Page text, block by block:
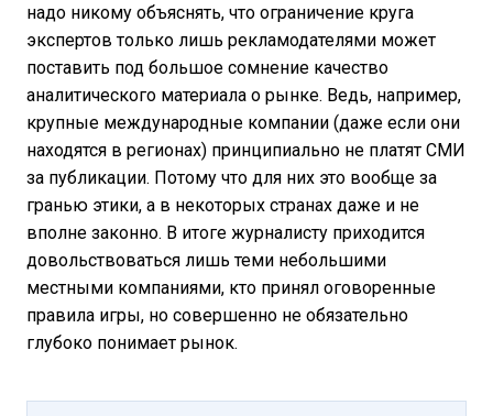
надо никому объяснять, что ограничение круга
экспертов только лишь рекламодателями может
поставить под большое сомнение качество
аналитического материала о рынке. Ведь, например,
крупные международные компании (даже если они
находятся в регионах) принципиально не платят СМИ
за публикации. Потому что для них это вообще за
гранью этики, а в некоторых странах даже и не
вполне законно. В итоге журналисту приходится
довольствоваться лишь теми небольшими
местными компаниями, кто принял оговоренные
правила игры, но совершенно не обязательно
глубоко понимает рынок.